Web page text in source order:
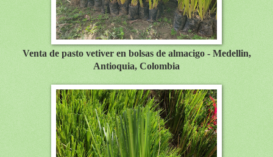
Venta de pasto vetiver en bolsas de almacigo - Medellin,
Antioquia, Colombia